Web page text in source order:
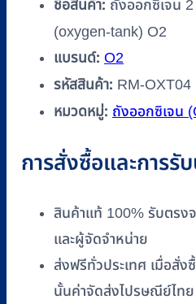
ชื่อสินค้า: ถังออกซิเจน
(oxygen-tank) O2
แบรนด์: O2
รหัสสินค้า: RM-OXT04
หมวดหมู่: ถังออกซิเจน
การสั่งซื้อและการรั
สินค้าแท้ 100% รับตรง
และผู้จัดจำหน่าย
ส่งฟรีทั่วประเทศ เมื่อสั่ง
นั้นค่าจัดส่งไปรษณีย์ไท